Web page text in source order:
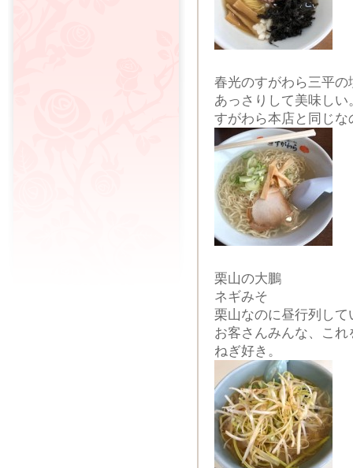
春光のすがわら三平の
あっさりして美味しい
すがわら本店と同じな
栗山の大鵬
ネギみそ
栗山なのに昼行列し
お客さんみんな、こ
ねぎ好き。